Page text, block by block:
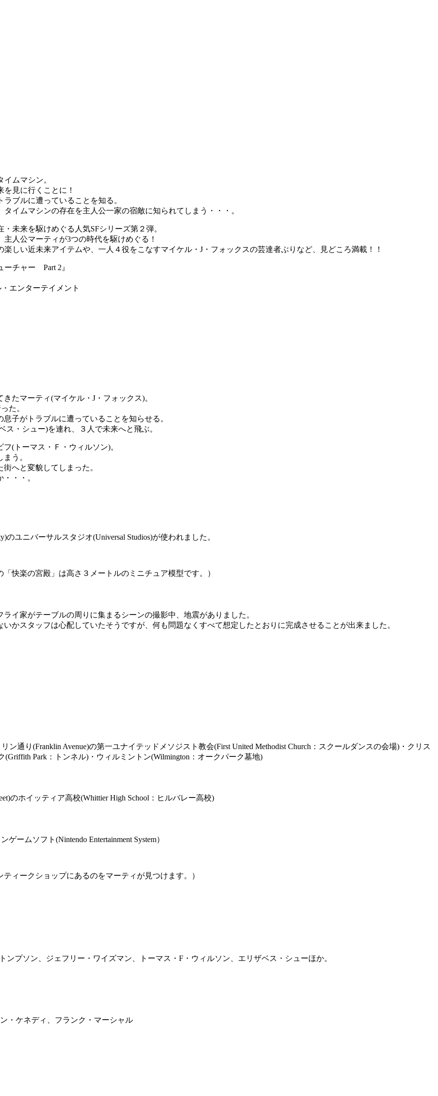
ムマシン。
見に行くことに！
ブルに遭っていることを知る。
タイムマシンの存在を主人公一家の宿敵に知られてしまう・・・。
未来を駆けめぐる人気SFシリーズ第２弾。
人公マーティが3つの時代を駆けめぐる！
楽しい近未来アイテムや、一人４役をこなすマイケル・J・フォックスの芸達者ぶりなど、見どころ満載！！
ーチャー Part 2』
エンターテイメント
たマーティ(マイケル・J・フォックス)。
た。
子がトラブルに遭っていることを知らせる。
・シュー)を連れ、３人で未来へと飛ぶ。
(トーマス・Ｆ・ウィルソン)。
う。
へと変貌してしまった。
・・。
ユニバーサルスタジオ(Universal Studios)が使われました。
快楽の宮殿」は高さ３メートルのミニチュア模型です。）
イ家がテーブルの周りに集まるシーンの撮影中、地震がありました。
かスタッフは心配していたそうですが、何も問題なくすべて想定したとおりに完成させることが出来ました。
ン通り(Franklin Avenue)の第一ユナイテッドメソジスト教会(First United Methodist Church：スクールダンスの会場)・クリス
Park：トンネル)・ウィルミントン(Wilmington：オークパーク墓地)
のホイッティア高校(Whittier High School：ヒルバレー高校)
ームソフト(Nintendo Entertainment System）
ィークショップにあるのをマーティが見つけます。）
プソン、ジェフリー・ワイズマン、トーマス・F・ウィルソン、エリザベス・シューほか。
・ケネディ、フランク・マーシャル